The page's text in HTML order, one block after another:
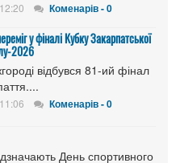
Коменарів - 0
у фіналі Кубку Закарпатської
2026
відбувся 81-ий фінал
Коменарів - 0
День спортивного